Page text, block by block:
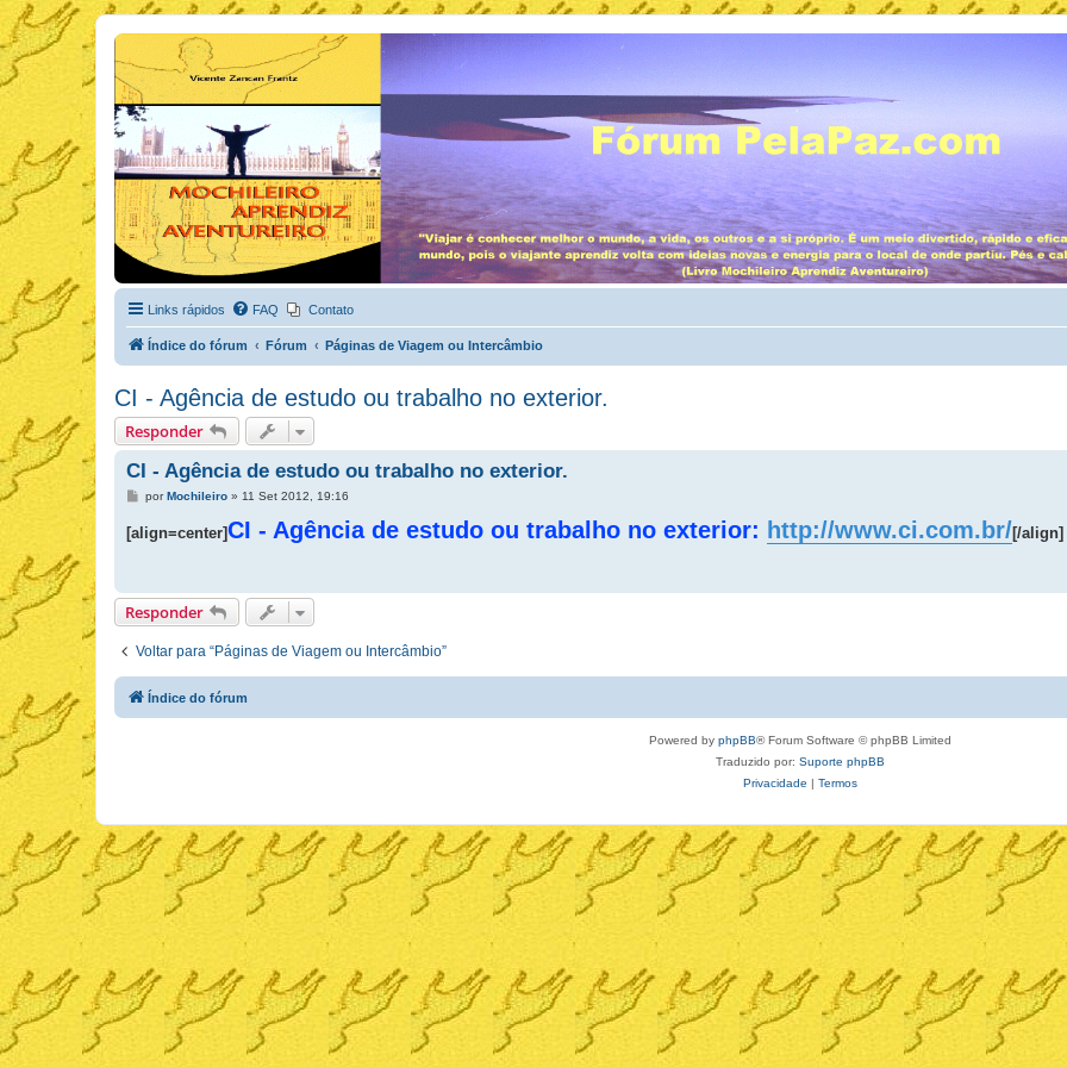
Links rápidos FAQ Contato
Índice do fórum Fórum Páginas de Viagem ou Intercâmbio
CI - Agência de estudo ou trabalho no exterior.
Responder
CI - Agência de estudo ou trabalho no exterior.
M
s
m
porMochileiro» 11 Set 2012, 19:16
[align=center]CI - Agência de estudo ou trabalho no exterior: http://www.ci.com.br/[/align]
Responder
Voltar para “Páginas de Viagem ou Intercâmbio”
Índice do fórum
Powered by phpBB® Forum Software © phpBB Limited
Traduzido por: Suporte phpBB
Privacidade | Termos